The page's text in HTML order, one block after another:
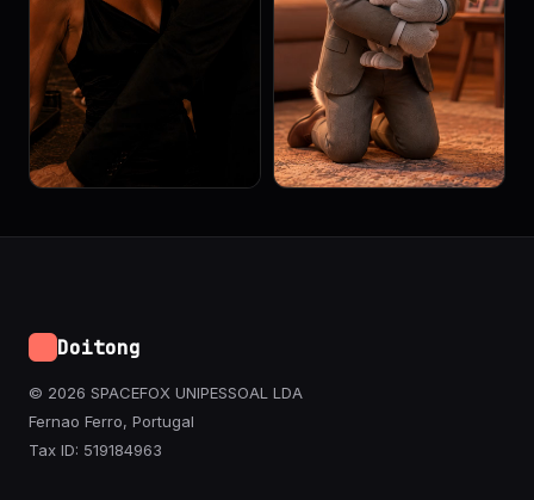
Doitong
© 2026 SPACEFOX UNIPESSOAL LDA
Fernao Ferro, Portugal
Tax ID: 519184963